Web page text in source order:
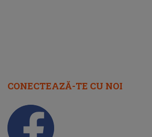
CONECTEAZĂ-TE CU NOI